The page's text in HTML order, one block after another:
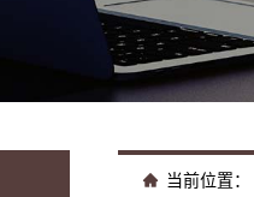
当前位置：